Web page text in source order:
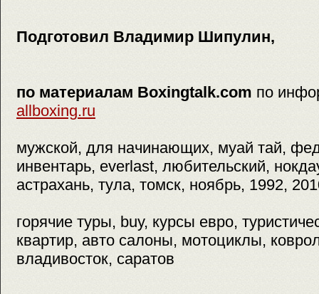
Подготовил Владимир Шипулин,
по материалам Boxingtalk.com по
allboxing.ru
мужской, для начинающих, муай тай,
инвентарь, everlast, любительский,
астрахань, тула, томск, ноябрь, 1992,
горячие туры, buy, курсы евро,
квартир, авто салоны, мотоциклы,
владивосток, саратов